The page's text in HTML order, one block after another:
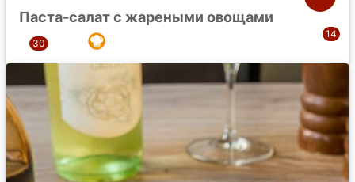
Паста-салат с жареными овощами